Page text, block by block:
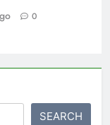
0
SEARCH